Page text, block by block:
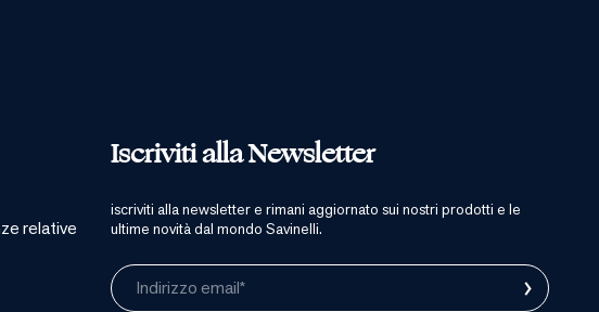
Iscriviti alla Newsletter
iscriviti alla newsletter e rimani aggiornato sui nostri prodotti e le
ultime novità dal mondo Savinelli.
Indirizzo email* ›
relative